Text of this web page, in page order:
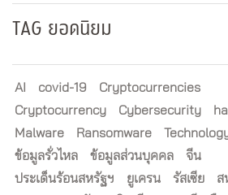
TAG ยอดนิยม
AI covid-19
Cryptocurrencies
Cryptocurrency
Cybersecurity
Malware
Ransomware
ข้อมูลรั่วไหล
ข้อมูลส่วนบุคคล
จีน
ประเด็นร้อนสหรัฐฯ
ยูเครน รัสเซีย
ส